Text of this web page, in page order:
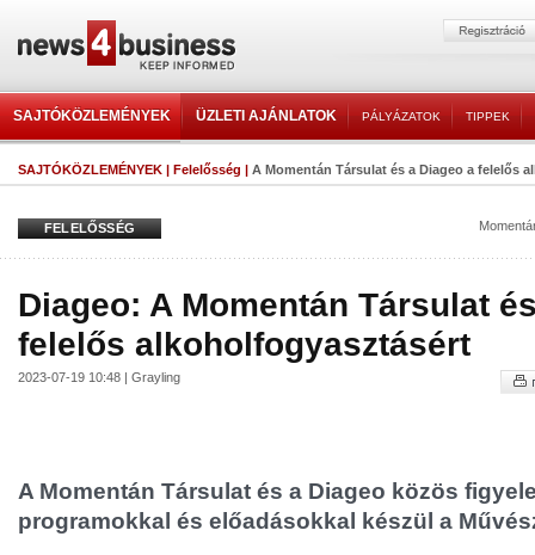
SAJTÓKÖZLEMÉNYEK ÜZLETI AJÁNLATOK PÁLYÁZATOK TIPPEK
SAJTÓKÖZLEMÉNYEK | Felelősség | A Momentán Társulat és a Diageo a felelős
FELELŐSSÉG
Diageo: A Momentán Társulat
felelős alkoholfogyasztásért
2023-07-19 10:48 | Grayling
A Momentán Társulat és a Diageo közös
programokkal és előadásokkal készül a